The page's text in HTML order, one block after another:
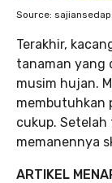
Source:
Terakhir,
tanaman yang
musim hujan.
membutuhkan
cukup.
memanennya
ARTIKEL